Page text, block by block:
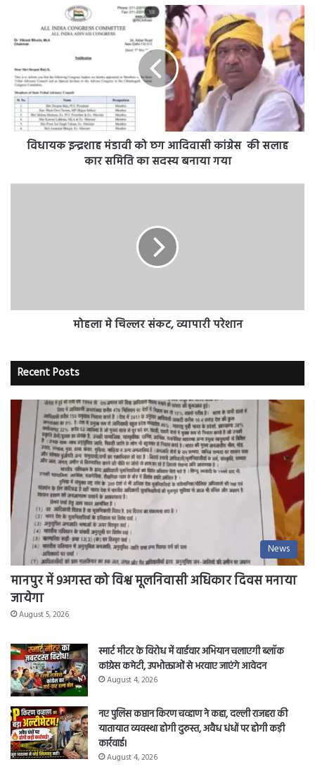
इन्द्रशाह
मंडावी
छग
आदिवासी
कांग्रेस
की
सलाह
कार
सदस्य
विधायक इन्द्रशाह मंडावी को छग आदिवासी कांग्रेस की सलाह
कार समिति का सदस्य बनाया गया
मोहला मे चिल्लर संकट, व्यापारी परेशान
Recent Posts
News
मानपुर में 9अगस्त को विश्व मूलनिवासी अधिकार दिवस मनाया
जायेगा
August 5, 2026
स्मार्ट मीटर के विरोध में वार्डवार अभियान चलाएगी ब्लॉक
कांग्रेस कमेटी, उपभोक्ताओं से भरवाए जाएंगे आवेदन
August 4, 2026
नए पुलिस कप्तान किरण चव्हाण ने कहा, दल्ली राजहरा की
यातायात व्यवस्था होगी दुरुस्त, अवैध धंधों पर होगी कड़ी
कार्रवाई।
August 4, 2026